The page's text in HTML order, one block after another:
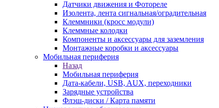
Датчики движения и Фотореле
Изолента, лента сигнальная/оградительная
Клеммники (кросс модули)
Клеммные колодки
Компоненты и аксессуары для заземления
Монтажные коробки и аксессуары
Мобильная периферия
Назад
Мобильная периферия
Дата-кабели, USB, AUX, переходники
Зарядные устройства
Флэш-диски / Карта памяти